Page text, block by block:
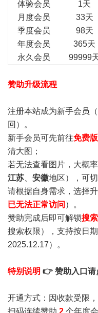
体验会员
1天
月度会员
33天
季度会员
98天
年度会员
365天
永久会员
99999
赞助升级流程
注册本站成为新手会员
回）。
新手会员可先前往免费版
清大图；
若无法查看图片，大概
江苏
安徽地区），可
请根据自身需求，选择
已无法正常访问 ）。
赞助完成后即可解锁搜索
搜索权限），支持按日
2025.12.17）。
特别说明 👉 赞助入口请
开通方式：因收款受限
扫码连续赞助 2 个年度